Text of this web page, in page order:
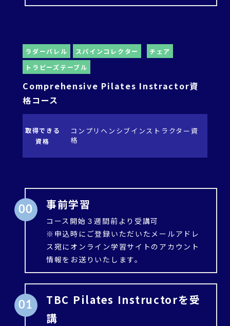
ラダーバレル スパインコレクター
チェア
トラピーズテーブル
Comprehensive Pilates Instractor資
格コース
取得できる
資格
コンプリヘンシブインストラクター資
格
00 事前学習
コース開始３週間前より受講可
※申込時にご登録いただいたメールアドレ
ス宛にオンライン学習サイトのアカウント
情報をお送りいたします。
01
TBC Pilates Instructorを受
講